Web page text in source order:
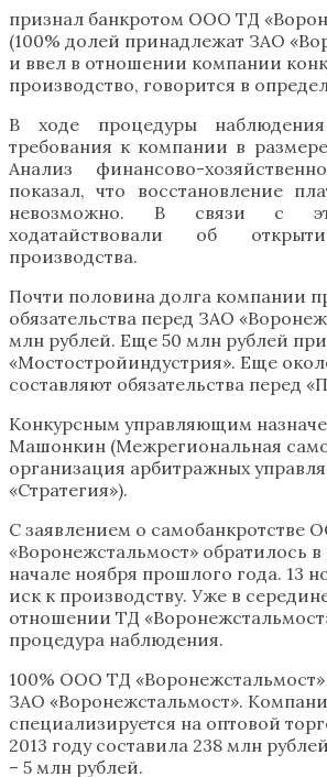
признал банкротом ООО ТД
(100% долей принадлежат ЗАО
и ввел в отношении компании
производство, говорится в
В ходе процедуры
требования к компании в
Анализ финансово-
показал, что восстановление
невозможно. В связи с
ходатайствовали об
производства.
Почти половина долга компании
обязательства перед ЗАО
млн рублей. Еще 50 млн рублей
«Мостостройиндустрия». Еще
составляют обязательства перед
Конкурсным управляющим
Машонкин (Межрегиональная
организация арбитражных
«Стратегия»).
С заявлением о самобанкротстве
«Воронежстальмост» обратилось
начале ноября прошлого года. 13
иск к производству. Уже в
отношении ТД
процедура наблюдения.
100% ООО ТД
ЗАО «Воронежстальмост».
специализируется на оптовой
2013 году составила 238 млн
– 5 млн рублей.